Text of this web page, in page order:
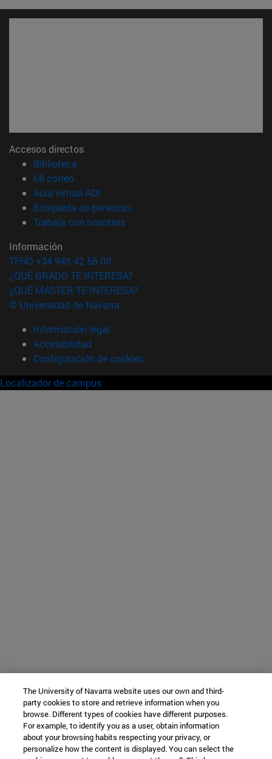
Accesos directos
Biblioteca
Mi correo(abre en nueva ventana)
Aula virtual ADI
Búsqueda de personas(abre en nueva ventana)
Trabaja con nosotros(abre en nueva ventana)
Información
TFNO +34 948 42 56 00
¿QUÉ GRADO TE INTERESA?
¿QUÉ MÁSTER TE INTERESA?
© Universidad de Navarra
Información legal
Accesibilidad
Configuración de cookies
Localizador de campus
The University of Navarra website uses our own and third-
party cookies to store and retrieve information when you
browse. Different types of cookies have different purposes.
For example, to identify you as a user, obtain information
about your browsing habits respecting your privacy, or
personalize how the content is displayed. You can select the